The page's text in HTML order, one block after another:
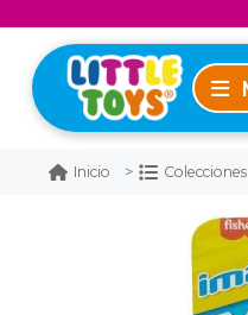
Inicio Colecciones